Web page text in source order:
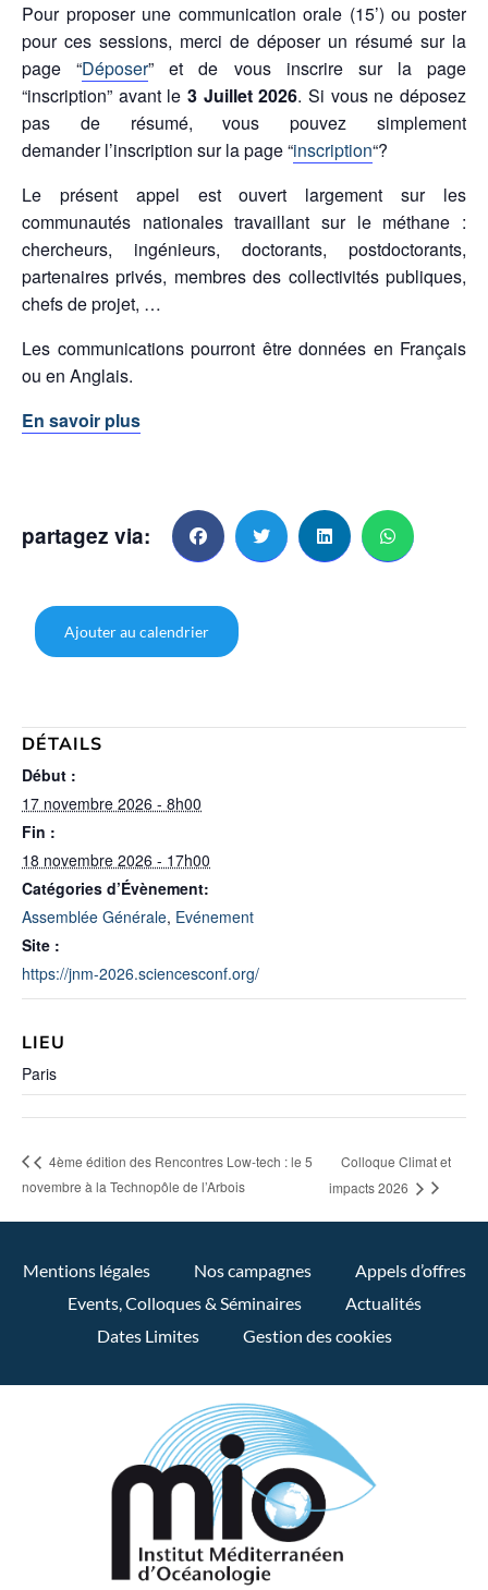
Pour proposer une communication orale (15’) ou poster
pour ces sessions, merci de déposer un résumé sur la
page “Déposer” et de vous inscrire sur la page
“inscription” avant le 3 Juillet 2026. Si vous ne déposez
pas de résumé, vous pouvez simplement
demander l’inscription sur la page “inscription“?
Le présent appel est ouvert largement sur les
communautés nationales travaillant sur le méthane :
chercheurs, ingénieurs, doctorants, postdoctorants,
partenaires privés, membres des collectivités publiques,
chefs de projet, …
Les communications pourront être données en Français
ou en Anglais.
En savoir plus
partagez via:
Ajouter au calendrier
DÉTAILS
Début :
17 novembre 2026 - 8h00
Fin :
18 novembre 2026 - 17h00
Catégories d’Évènement:
Assemblée Générale, Evénement
Site :
https://jnm-2026.sciencesconf.org/
LIEU
Paris
4ème édition des Rencontres Low-tech : le 5
novembre à la Technopôle de l’Arbois
Colloque Climat et
impacts 2026
Mentions légales Nos campagnes
Appels d’offres
Events, Colloques & Séminaires
Actualités
Dates Limites
Gestion des cookies